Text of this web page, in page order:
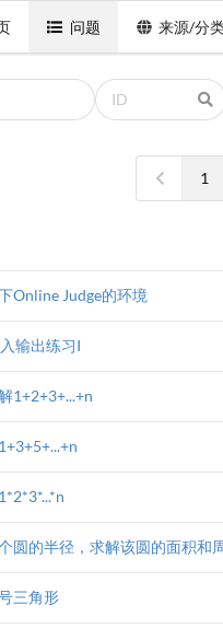
问题 来源/分
1
Online Judge的环境
输出练习I
1+2+3+...+n
圆的半径，求解该圆的面积和
三角形